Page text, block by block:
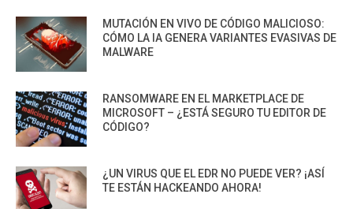
MUTACIÓN EN VIVO DE CÓDIGO MALICIOSO:
CÓMO LA IA GENERA VARIANTES EVASIVAS DE
MALWARE
RANSOMWARE EN EL MARKETPLACE DE
MICROSOFT – ¿ESTÁ SEGURO TU EDITOR DE
CÓDIGO?
¿UN VIRUS QUE EL EDR NO PUEDE VER? ¡ASÍ
TE ESTÁN HACKEANDO AHORA!